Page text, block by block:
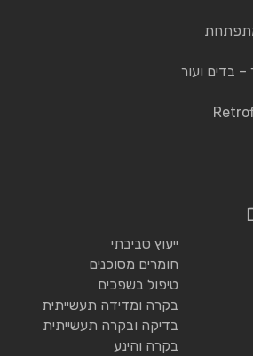
– בדים ועור
ייעוץ סביבתי
חומרים מסוכנים
טיפול בשפכים
בקרה ומדידה תעשייתית
בדיקה ובקרה תעשייתית
בקרה והינע